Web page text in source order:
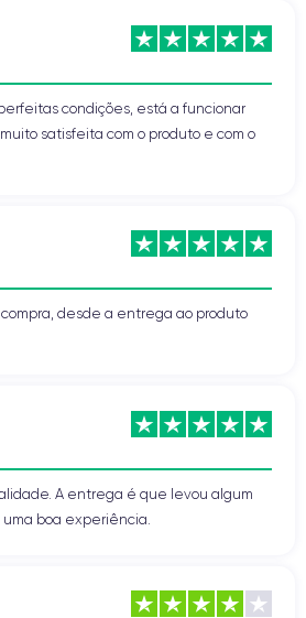
condições, está a funcionar
satisfeita com o produto e com o
desde a entrega ao produto
A entrega é que levou algum
boa experiência.